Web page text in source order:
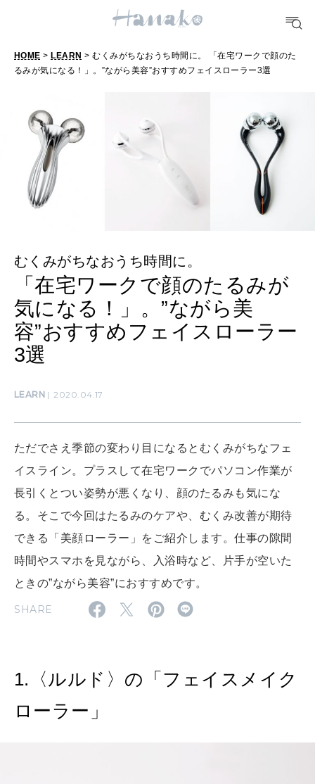
FOOD
FORTUNE
女神まり愛のタロットメッセージ
算命学がわかる今月のあなた
自分にやさしく
LEARN
知る、考える
SUSTAINABLE
わたしができること
CULTURE
自分を耕す
WORK&MONEY
いい人生って？
特集
2026年9月号「北海道 おいしく遊ぶ、夏のご褒美旅。」
HOME > LEARN > むくみがちなおうち時間に。 「在宅ワークで顔のた
るみが気になる！」。”ながら美容”おすすめフェイスローラー3選
むくみがちなおうち時間に。
「在宅ワークで顔のたるみが
気になる！」。”ながら美
容”おすすめフェイスローラー
3選
LEARN 2020.04.17
ただでさえ季節の変わり目になるとむくみがちなフェ
イスライン。プラスして在宅ワークでパソコン作業が
長引くとつい姿勢が悪くなり、顔のたるみも気にな
る。そこで今回はたるみのケアや、むくみ改善が期待
できる「美顔ローラー」をご紹介します。仕事の隙間
時間やスマホを見ながら、入浴時など、片手が空いた
ときの”ながら美容”におすすめです。
SHARE
1.〈ルルド〉の「フェイスメイク
ローラー」